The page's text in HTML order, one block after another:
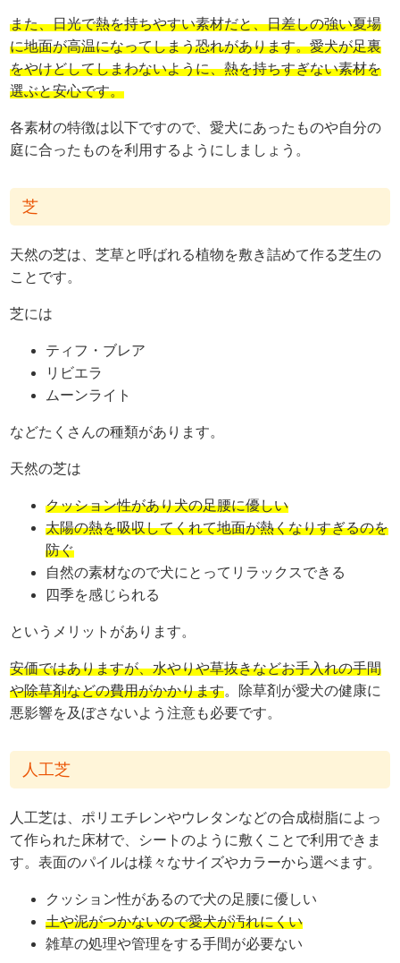
また、日光で熱を持ちやすい素材だと、日差しの強い夏場
に地面が高温になってしまう恐れがあります。愛犬が足裏
をやけどしてしまわないように、熱を持ちすぎない素材を
選ぶと安心です。
各素材の特徴は以下ですので、愛犬にあったものや自分の
庭に合ったものを利用するようにしましょう。
芝
天然の芝は、芝草と呼ばれる植物を敷き詰めて作る芝生の
ことです。
芝には
ティフ・ブレア
リビエラ
ムーンライト
などたくさんの種類があります。
天然の芝は
クッション性があり犬の足腰に優しい
太陽の熱を吸収してくれて地面が熱くなりすぎるのを
防ぐ
自然の素材なので犬にとってリラックスできる
四季を感じられる
というメリットがあります。
安価ではありますが、水やりや草抜きなどお手入れの手間
や除草剤などの費用がかかります。除草剤が愛犬の健康に
悪影響を及ぼさないよう注意も必要です。
人工芝
人工芝は、ポリエチレンやウレタンなどの合成樹脂によっ
て作られた床材で、シートのように敷くことで利用できま
す。表面のパイルは様々なサイズやカラーから選べます。
クッション性があるので犬の足腰に優しい
土や泥がつかないので愛犬が汚れにくい
雑草の処理や管理をする手間が必要ない